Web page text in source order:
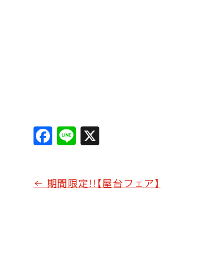
F
a
c
e
Li
n
e
← 期間限定!!【屋台フェア】